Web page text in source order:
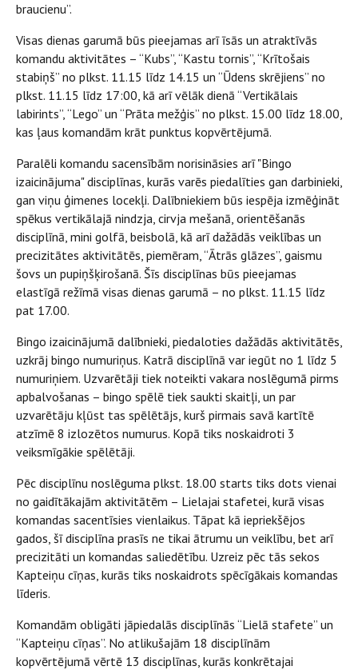
braucienu”.
Visas dienas garumā būs pieejamas arī īsās un atraktīvās
komandu aktivitātes – “Kubs”, “Kastu tornis”, “Krītošais
stabiņš” no plkst. 11.15 līdz 14.15 un “Ūdens skrējiens” no
plkst. 11.15 līdz 17:00, kā arī vēlāk dienā “Vertikālais
labirints”, “Lego” un “Prāta mežģis” no plkst. 15.00 līdz 18.00,
kas ļaus komandām krāt punktus kopvērtējumā.
Paralēli komandu sacensībām norisināsies arī "Bingo
izaicinājuma" disciplīnas, kurās varēs piedalīties gan darbinieki,
gan viņu ģimenes locekļi. Dalībniekiem būs iespēja izmēģināt
spēkus vertikālajā nindzja, cirvja mešanā, orientēšanās
disciplīnā, mini golfā, beisbolā, kā arī dažādās veiklības un
precizitātes aktivitātēs, piemēram, “Ātrās glāzes”, gaismu
šovs un pupiņšķirošanā. Šīs disciplīnas būs pieejamas
elastīgā režīmā visas dienas garumā – no plkst. 11.15 līdz
pat 17.00.
Bingo izaicinājumā dalībnieki, piedaloties dažādās aktivitātēs,
uzkrāj bingo numuriņus. Katrā disciplīnā var iegūt no 1 līdz 5
numuriņiem. Uzvarētāji tiek noteikti vakara noslēgumā pirms
apbalvošanas – bingo spēlē tiek saukti skaitļi, un par
uzvarētāju kļūst tas spēlētājs, kurš pirmais savā kartītē
atzīmē 8 izlozētos numurus. Kopā tiks noskaidroti 3
veiksmīgākie spēlētāji.
Pēc disciplīnu noslēguma plkst. 18.00 starts tiks dots vienai
no gaidītākajām aktivitātēm – Lielajai stafetei, kurā visas
komandas sacentīsies vienlaikus. Tāpat kā iepriekšējos
gados, šī disciplīna prasīs ne tikai ātrumu un veiklību, bet arī
precizitāti un komandas saliedētību. Uzreiz pēc tās sekos
Kapteiņu cīņas, kurās tiks noskaidrots spēcīgākais komandas
līderis.
Komandām obligāti jāpiedalās disciplīnās “Lielā stafete” un
“Kapteiņu cīņas”. No atlikušajām 18 disciplīnām
kopvērtējumā vērtē 13 disciplīnas, kurās konkrētajai